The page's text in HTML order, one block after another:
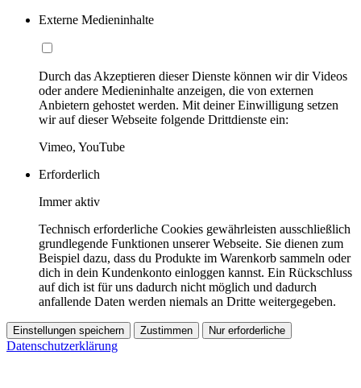
Externe Medieninhalte
Durch das Akzeptieren dieser Dienste können wir dir Videos
oder andere Medieninhalte anzeigen, die von externen
Anbietern gehostet werden. Mit deiner Einwilligung setzen
wir auf dieser Webseite folgende Drittdienste ein:
Vimeo, YouTube
Erforderlich
Immer aktiv
Technisch erforderliche Cookies gewährleisten ausschließlich
grundlegende Funktionen unserer Webseite. Sie dienen zum
Beispiel dazu, dass du Produkte im Warenkorb sammeln oder
dich in dein Kundenkonto einloggen kannst. Ein Rückschluss
auf dich ist für uns dadurch nicht möglich und dadurch
anfallende Daten werden niemals an Dritte weitergegeben.
Einstellungen speichern Zustimmen Nur erforderliche
Datenschutzerklärung